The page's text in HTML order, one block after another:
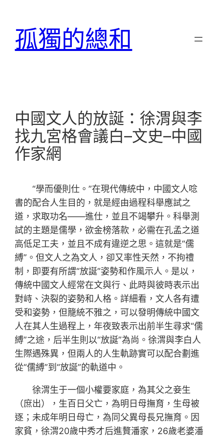
孤獨的總和
中國文人的放誕：徐渭與李
找九宮格會議白–文史–中國
作家網
“學而優則仕。”在現代傳統中，中國文人唸
書的配合人生目的，就是經由過程科舉應試之
道，求取功名——進仕，並且不竭攀升。科舉測
試的主題是儒學，欲金榜落款，必需在孔孟之道
高低足工夫，並且不成有違逆之思。這就是“儒
縛”。但文人之為文人，卻又率性天然，不拘禮
制，即要有所謂“放誕”姿勢和作風示人。是以，
傳統中國文人經常在文與行、此時與彼時表示出
對峙、決裂的姿勢和人格。詳細看，文人各有遭
受和姿勢，但籠統不雅之，可以發明傳統中國文
人在其人生過程上，年夜致表示出前半生尋求“儒
縛”之途，后半生則以“放誕”為尚。徐渭與李白人
生際遇殊異，但兩人的人生軌跡實可以配合劃進
從“儒縛”到“放誕”的軌道中。
徐渭生于一個小權要家庭，為其父之妾生
（庶出），生百日父亡，為明日母撫育，生母被
逐；未成年明日母亡，為同父異母長兄撫育。因
家貧，徐渭20歲中秀才后進贅潘家，26歲老婆潘